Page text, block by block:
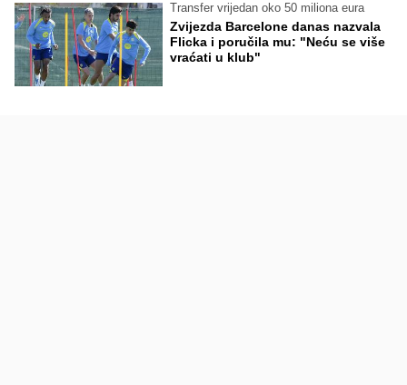
Transfer vrijedan oko 50 miliona eura
Zvijezda Barcelone danas nazvala
Flicka i poručila mu: "Neću se više
vraćati u klub"